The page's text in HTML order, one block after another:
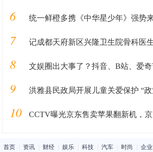
6 统一鲜橙多携《中华星少年》强势来袭！下
7 记成都天府新区兴隆卫生院骨科医生抗
8 文娱圈出大事了？抖音、B站、爱奇艺纷纷转战
9 洪雅县民政局开展儿童关爱保护 “政策
10 CCTV曝光京东售卖苹果翻新机，
首页 资讯 财经 娱乐 科技 汽车 时尚 企业